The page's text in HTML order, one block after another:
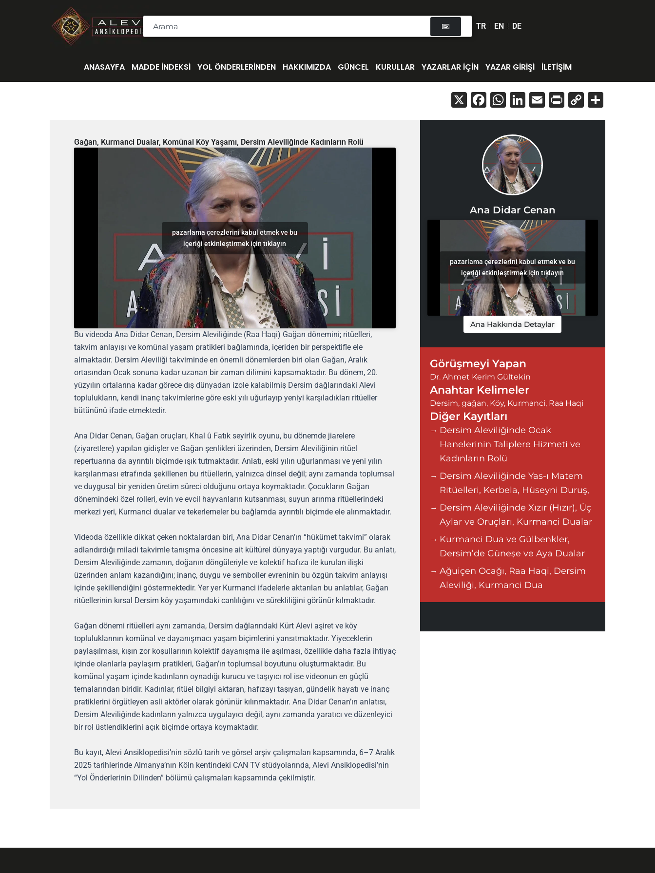
Ara
TR EN DE
ANASAYFA MADDE İNDEKSİ YOL ÖNDERLERİNDEN HAKKIMIZDA GÜNCEL KURULLAR YAZARLAR İÇİN YAZAR GİRİŞİ İLETİŞİM
X Facebook
WhatsApp
LinkedIn
EmailPrintCopy
Link
Gağan, Kurmanci Dualar, Komünal Köy Yaşamı, Dersim Aleviliğinde Kadınların Rolü
pazarlama çerezlerini kabul etmek ve bu
içeriği etkinleştirmek için tıklayın
Bu videoda Ana Didar Cenan, Dersim Aleviliğinde (Raa Haqi) Gağan dönemini; ritüelleri,
takvim anlayışı ve komünal yaşam pratikleri bağlamında, içeriden bir perspektifle ele
almaktadır. Dersim Aleviliği takviminde en önemli dönemlerden biri olan Gağan, Aralık
ortasından Ocak sonuna kadar uzanan bir zaman dilimini kapsamaktadır. Bu dönem, 20.
yüzyılın ortalarına kadar görece dış dünyadan izole kalabilmiş Dersim dağlarındaki Alevi
toplulukların, kendi inanç takvimlerine göre eski yılı uğurlayıp yeniyi karşıladıkları ritüeller
bütününü ifade etmektedir.
Ana Didar Cenan, Gağan oruçları, Khal û Fatık seyirlik oyunu, bu dönemde jiarelere
(ziyaretlere) yapılan gidişler ve Gağan şenlikleri üzerinden, Dersim Aleviliğinin ritüel
repertuarına da ayrıntılı biçimde ışık tutmaktadır. Anlatı, eski yılın uğurlanması ve yeni yılın
karşılanması etrafında şekillenen bu ritüellerin, yalnızca dinsel değil; aynı zamanda toplumsal
ve duygusal bir yeniden üretim süreci olduğunu ortaya koymaktadır. Çocukların Gağan
dönemindeki özel rolleri, evin ve evcil hayvanların kutsanması, suyun arınma ritüellerindeki
merkezi yeri, Kurmanci dualar ve tekerlemeler bu bağlamda ayrıntılı biçimde ele alınmaktadır.
Videoda özellikle dikkat çeken noktalardan biri, Ana Didar Cenan’ın “hükümet takvimi” olarak
adlandırdığı miladi takvimle tanışma öncesine ait kültürel dünyaya yaptığı vurgudur. Bu anlatı,
Dersim Aleviliğinde zamanın, doğanın döngüleriyle ve kolektif hafıza ile kurulan ilişki
üzerinden anlam kazandığını; inanç, duygu ve semboller evreninin bu özgün takvim anlayışı
içinde şekillendiğini göstermektedir. Yer yer Kurmanci ifadelerle aktarılan bu anlatılar, Gağan
ritüellerinin kırsal Dersim köy yaşamındaki canlılığını ve sürekliliğini görünür kılmaktadır.
Gağan dönemi ritüelleri aynı zamanda, Dersim dağlarındaki Kürt Alevi aşiret ve köy
topluluklarının komünal ve dayanışmacı yaşam biçimlerini yansıtmaktadır. Yiyeceklerin
paylaşılması, kışın zor koşullarının kolektif dayanışma ile aşılması, özellikle daha fazla ihtiyaç
içinde olanlarla paylaşım pratikleri, Gağan’ın toplumsal boyutunu oluşturmaktadır. Bu
komünal yaşam içinde kadınların oynadığı kurucu ve taşıyıcı rol ise videonun en güçlü
temalarından biridir. Kadınlar, ritüel bilgiyi aktaran, hafızayı taşıyan, gündelik hayatı ve inanç
pratiklerini örgütleyen asli aktörler olarak görünür kılınmaktadır. Ana Didar Cenan’ın anlatısı,
Dersim Aleviliğinde kadınların yalnızca uygulayıcı değil, aynı zamanda yaratıcı ve düzenleyici
bir rol üstlendiklerini açık biçimde ortaya koymaktadır.
Bu kayıt, Alevi Ansiklopedisi’nin sözlü tarih ve görsel arşiv çalışmaları kapsamında, 6–7 Aralık
2025 tarihlerinde Almanya’nın Köln kentindeki CAN TV stüdyolarında, Alevi Ansiklopedisi’nin
“Yol Önderlerinin Dilinden” bölümü çalışmaları kapsamında çekilmiştir.
Ana Didar Cenan
pazarlama çerezlerini kabul etmek ve bu
içeriği etkinleştirmek için tıklayın
Ana Hakkında Detaylar
Görüşmeyi Yapan
Dr. Ahmet Kerim Gültekin
Anahtar Kelimeler
Dersim, gağan, Köy, Kurmanci, Raa Haqi
Diğer Kayıtları
Dersim Aleviliğinde Ocak
Hanelerinin Taliplere Hizmeti ve
Kadınların Rolü
Dersim Aleviliğinde Yas-ı Matem
Ritüelleri, Kerbela, Hüseyni Duruş,
Dersim Aleviliğinde Xızır (Hızır), Üç
Aylar ve Oruçları, Kurmanci Dualar
Kurmanci Dua ve Gülbenkler,
Dersim’de Güneşe ve Aya Dualar
Ağuiçen Ocağı, Raa Haqi, Dersim
Aleviliği, Kurmanci Dua